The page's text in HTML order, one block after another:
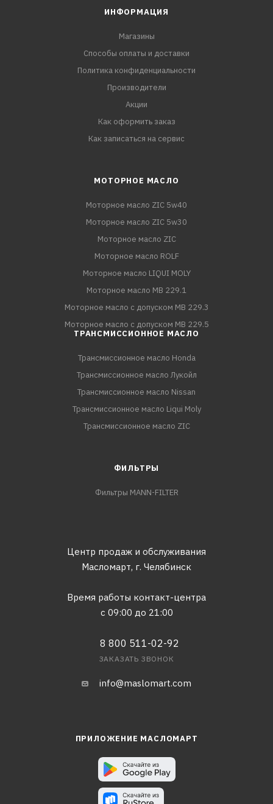
ИНФОРМАЦИЯ
Магазины
Способы оплаты и доставки
Политика конфиденциальности
Производители
Акции
Как оформить заказ
Как записаться на сервис
МОТОРНОЕ МАСЛО
Моторное масло ZIC 5w40
Моторное масло ZIC 5w30
Моторное масло ZIC
Моторное масло ROLF
Моторное масло LIQUI MOLY
Моторное масло MB 229.1
Моторное масло с допуском MB 229.3
Моторное масло с допуском MB 229.5
ТРАНСМИССИОННОЕ МАСЛО
Трансмиссионное масло Honda
Трансмиссионное масло Лукойл
Трансмиссионное масло Nissan
Трансмиссионное масло Liqui Moly
Трансмиссионное масло ZIC
ФИЛЬТРЫ
Фильтры MANN-FILTER
Центр продаж и обслуживания
Масломарт, г. Челябинск
Время работы контакт-центра
с 09:00 до 21:00
8 800 511-02-92
ЗАКАЗАТЬ ЗВОНОК
info@maslomart.com
ПРИЛОЖЕНИЕ МАСЛОМАРТ